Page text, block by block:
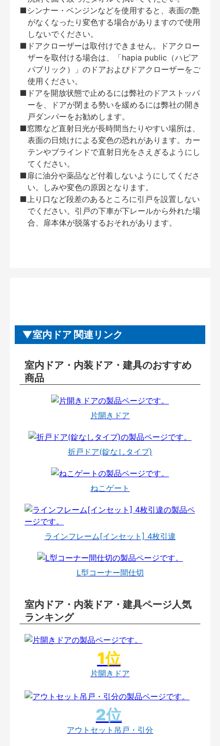
■シンナー・ベンジンなどを使用すると、表面の艶
がなくなったり変色する場合がありますので使用
しないでください。
■ドアクローザーは取付けできません。ドアクロー
ザーを取付ける場合は、「hapia public（ハピア
パブリック）」のドアおよびドアクローザーをご
使用ください。
■ドアを開放状態で止めるには弊社のドアストッパ
ーを、ドアが閉まる勢いを緩めるには弊社の開き
戸ダンパーをお勧めします。
■窓際など直射日光が長時間当たりやすい場所は、
表面の日焼けによる変色の恐れがあります。カー
テンやブラインドで直射日光をさえぎるようにし
てください。
■扉に油分や薬品など付着しないようにしてくださ
い。しみや変色の原因となります。
■上り口など段差のあるところに引戸を設置しない
でください。引戸の下車が下レールから外れた場
合、扉本体が脱落するおそれがあります。
室内ドア 関連リンク
室内ドア・内装ドア・建具のおすすめ
商品
片開きドア
折戸ドア(錠なしタイプ)
ねこゲート
ラインフレーム[インセット] 4枚引違
L型コーナー間仕切
室内ドア・内装ドア・建具ページ人気
ランキング
片開きドア
アウトセット吊戸・引分